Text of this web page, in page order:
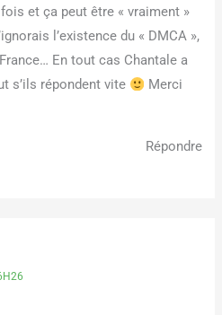
et ça peut être « vraiment »
l’existence du « DMCA »,
En tout cas Chantale a
s’ils répondent vite
Merci
Répondre